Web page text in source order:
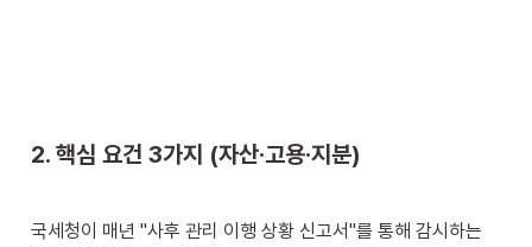
2. 핵심 요건 3가지 (자산·고용·지분)
국세청이 매년 "사후 관리 이행 상황 신고서"를 통해 감시하는